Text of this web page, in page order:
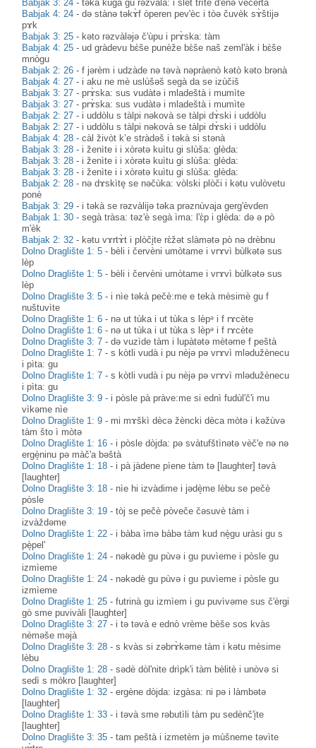
Babjak 3: 24 -təkà kugà gu rəzvàla: i slet trìte d'ènə večertà
Babjak 4: 24 -də stànə təkɤ̀f òperen pev'èc i tòə čuvèk sɤ̀štijə
pɤk
Babjak 3: 25 - kəto rəzvàləjə č'ùpu i prɤ̀ska: tàm
Babjak 4: 25 -ud gràdevu bɛ̀še punèže bɛ̀še naš zeml'àk i bɛ̀še
mnògu
Babjak 2: 26 -f jərèm i udzàde nə təvà nəpràenò kətò kəto brənà
Babjak 4: 27 - i aku ne mè uslùšəš segà da se izùčiš
Babjak 3: 27 -prɤ̀ska: sus vudàtə i mladeštà i mumìte
Babjak 3: 27 -prɤ̀ska: sus vudàtə i mladeštà i mumìte
Babjak 2: 27 - i uddòlu s tàlpi nəkovà se tàlpi dɤ̀ski i uddòlu
Babjak 2: 27 - i uddòlu s tàlpi nəkovà se tàlpi dɤ̀ski i uddòlu
Babjak 4: 28 -càl živòt k’e stràdəš i təkà si stənà
Babjak 3: 28 - i ženìte i i xòrətə kuìtu gi slùša: glèda:
Babjak 3: 28 - i ženìte i i xòrətə kuìtu gi slùša: glèda:
Babjak 3: 28 - i ženìte i i xòrətə kuìtu gi slùša: glèda:
Babjak 2: 28 - nə dɤskìte̥ se nəčùka: vòlski plòči i kətu vulòvetu
ponè
Babjak 3: 29 - i təkà se rəzvàlijə təka prəznùvaja gerg'èvden
Babjak 1: 30 -segà tràsa: təz'è segà ìma: l'ɛ̀p i glèda: də ə pò
m'èk
Babjak 2: 32 - kətu vɤrtɤ̀t i plòči̥te rɛ̀žət slàmətə pò nə drèbnu
Dolno Draglište 1: 5 - bèli i červèni umòtame i vrɤvì bùlkətə sus
lèp
Dolno Draglište 1: 5 - bèli i červèni umòtame i vrɤvì bùlkətə sus
lèp
Dolno Draglište 3: 5 - i nìe təkà pečè:me e tekà mèsimè gu f
nuštuvìte
Dolno Draglište 1: 6 - nə ut tùka i ut tùka s lèpᵊ i f rɤcète
Dolno Draglište 1: 6 - nə ut tùka i ut tùka s lèpᵊ i f rɤcète
Dolno Draglište 3: 7 -də vuzìde tàm i lupàtətə mètəme f peštà
Dolno Draglište 1: 7 -s kòtli vudà i pu nèjə pə vrɤvì mlədužènecu
i pìta: gu
Dolno Draglište 1: 7 -s kòtli vudà i pu nèjə pə vrɤvì mlədužènecu
i pìta: gu
Dolno Draglište 3: 9 - i pòsle pà pràve:me si ednì fudùl'č'i mu
vìkəme nìe
Dolno Draglište 1: 9 - mi mɤškì dècə žèncki dèca mòtə i kəžùvə
tàm što ì mòtə
Dolno Draglište 1: 16 - i pòsle dòjda: pə svàtufštìnətə vèč'e nə nə
ergè̝ninu pə màč'a bəštà
Dolno Draglište 1: 18 - i pà jàdene pìene tàm tə [laughter] təvà
[laughter]
Dolno Draglište 3: 18 - nìe hi izvàdime i jədè̝me lèbu se pečè
pòsle
Dolno Draglište 3: 19 -tòj se pečè pòveče čəsuvè tàm i
izvàždəme
Dolno Draglište 1: 22 - i bàba ìmə bàbə tàm kud nè̝gu uràsi gu s
pè̝pel'
Dolno Draglište 1: 24 - nəkədè gu pùvə i gu puvìeme i pòsle gu
izmìeme
Dolno Draglište 1: 24 - nəkədè gu pùvə i gu puvìeme i pòsle gu
izmìeme
Dolno Draglište 1: 25 -futrinà gu izmìem i gu puvìvəme sus č'èrgi
gò sme puvivàli [laughter]
Dolno Draglište 3: 27 - i tə təvà e ednò vrème bèše sos kvàs
nèməše məjà
Dolno Draglište 3: 28 -s kvàs si zəbrɤ̀kəme tàm i kətu mèsime
lèbu
Dolno Draglište 1: 28 -sədè dòl'nite drìpk'i tàm bèlitè i unòvə si
sedì s mòkro [laughter]
Dolno Draglište 1: 32 -ergène dòjda: izgàsa: ni pə i làmbətə
[laughter]
Dolno Draglište 1: 33 - i təvà sme rəbutìli tàm pu sedènč'i̥te
[laughter]
Dolno Draglište 3: 35 -tam peštà i izmetèm jə mùšneme təvìte